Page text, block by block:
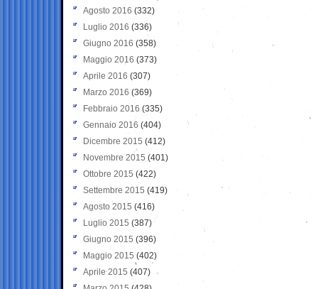
Agosto 2016 (332)
Luglio 2016 (336)
Giugno 2016 (358)
Maggio 2016 (373)
Aprile 2016 (307)
Marzo 2016 (369)
Febbraio 2016 (335)
Gennaio 2016 (404)
Dicembre 2015 (412)
Novembre 2015 (401)
Ottobre 2015 (422)
Settembre 2015 (419)
Agosto 2015 (416)
Luglio 2015 (387)
Giugno 2015 (396)
Maggio 2015 (402)
Aprile 2015 (407)